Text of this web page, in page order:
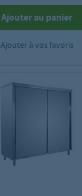
Ajouter au panier
Ajouter à vos favoris